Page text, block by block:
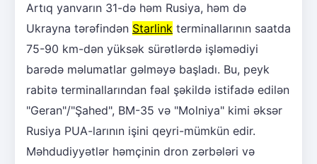
Artıq yanvarın 31-də həm Rusiya, həm də
Ukrayna tərəfindən Starlink terminallarının saatda
75-90 km-dən yüksək sürətlərdə işləmədiyi
barədə məlumatlar gəlməyə başladı. Bu, peyk
rabitə terminallarından fəal şəkildə istifadə edilən
"Geran"/"Şahed", BM-35 və "Molniya" kimi əksər
Rusiya PUA-larının işini qeyri-mümkün edir.
Məhdudiyyətlər həmçinin dron zərbələri və